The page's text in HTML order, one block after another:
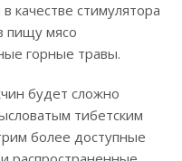
качестве стимулятора
пищу мясо
горные травы.
будет сложно
тибетским
более доступные